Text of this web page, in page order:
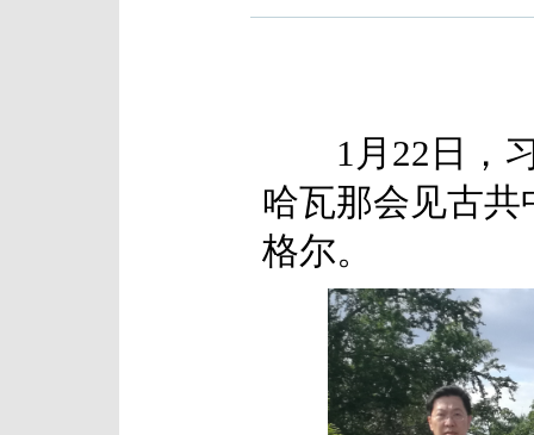
1月22日，习
哈瓦那会见古
格尔。